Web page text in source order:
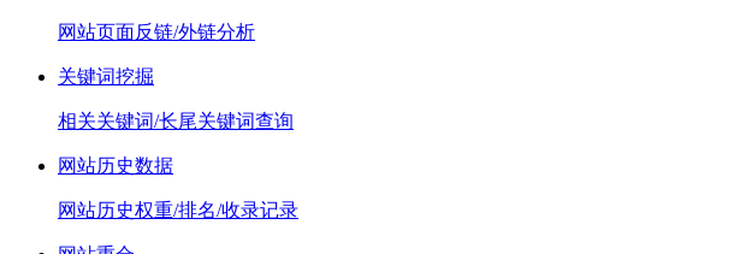
网站页面反链/外链分析
关键词挖掘
相关关键词/长尾关键词查询
网站历史数据
网站历史权重/排名/收录记录